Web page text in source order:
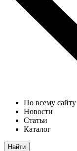
По всему сайту
Новости
Статьи
Каталог
Найти